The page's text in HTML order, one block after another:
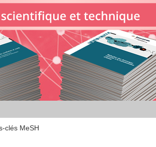
clés MeSH